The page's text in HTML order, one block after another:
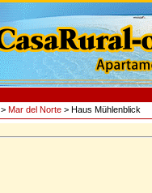
> Mar del Norte > Haus Mühlenblick